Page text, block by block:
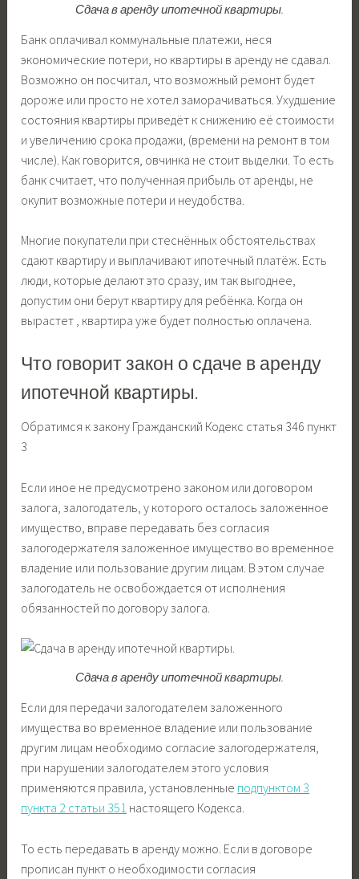
Сдача в аренду ипотечной квартиры.
Банк оплачивал коммунальные платежи, неся
экономические потери, но квартиры в аренду не сдавал.
Возможно он посчитал, что возможный ремонт будет
дороже или просто не хотел заморачиваться. Ухудшение
состояния квартиры приведёт к снижению её стоимости
и увеличению срока продажи, (времени на ремонт в том
числе). Как говорится, овчинка не стоит выделки. То есть
банк считает, что полученная прибыль от аренды, не
окупит возможные потери и неудобства.
Многие покупатели при стеснённых обстоятельствах
сдают квартиру и выплачивают ипотечный платёж. Есть
люди, которые делают это сразу, им так выгоднее,
допустим они берут квартиру для ребёнка. Когда он
вырастет , квартира уже будет полностью оплачена.
Что говорит закон о сдаче в аренду
ипотечной квартиры.
Обратимся к закону Гражданский Кодекс статья 346 пункт
3
Если иное не предусмотрено законом или договором
залога, залогодатель, у которого осталось заложенное
имущество, вправе передавать без согласия
залогодержателя заложенное имущество во временное
владение или пользование другим лицам. В этом случае
залогодатель не освобождается от исполнения
обязанностей по договору залога.
Сдача в аренду ипотечной квартиры.
Если для передачи залогодателем заложенного
имущества во временное владение или пользование
другим лицам необходимо согласие залогодержателя,
при нарушении залогодателем этого условия
применяются правила, установленные подпунктом 3
пункта 2 статьи 351 настоящего Кодекса.
То есть передавать в аренду можно. Если в договоре
прописан пункт о необходимости согласия